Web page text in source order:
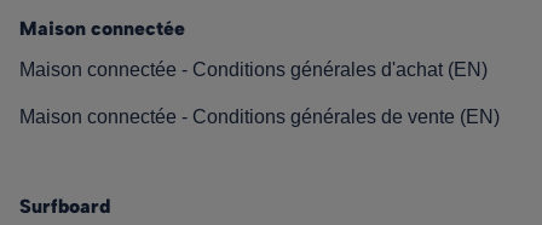
Maison connectée
Maison connectée - Conditions générales d'achat (EN)
Maison connectée - Conditions générales de vente (EN)
Surfboard